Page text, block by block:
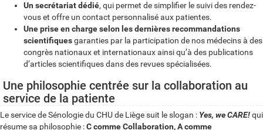
Un secrétariat dédié, qui permet de simplifier le suivi des rendez-
vous et offre un contact personnalisé aux patientes.
Une prise en charge selon les dernières recommandations
scientifiquesgaranties par la participation de nos médecins à des
congrès nationaux et internationaux ainsi qu’à des publications
d’articles scientifiques dans des revues spécialisées.
Une philosophie centrée sur la collaboration au
service de la patiente
Le service de Sénologie du CHU de Liège suit le slogan : Yes, we CARE!qui
résume sa philosophie :C comme Collaboration, A comme